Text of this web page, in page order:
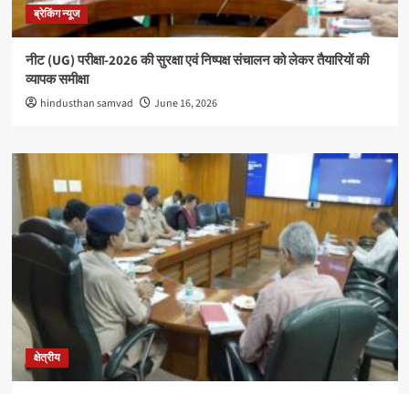
ब्रेकिंग न्यूज
नीट (UG) परीक्षा-2026 की सुरक्षा एवं निष्पक्ष संचालन को लेकर तैयारियों की
व्यापक समीक्षा
hindusthan samvad June 16, 2026
क्षेत्रीय